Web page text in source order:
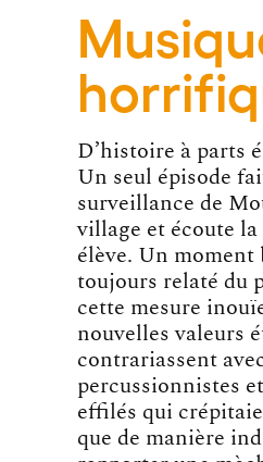
D’histoire à parts
Un seul épisode
surveillance de
village et écoute
élève. Un moment
toujours relaté du
cette mesure
nouvelles valeurs
contrariassent
percussionnistes
effilés qui
que de manière